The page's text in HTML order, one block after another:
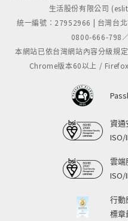
生活股份有限公司
統一編號：27952966 | 台灣台
0800-666-798
本網站已依台灣網站內容分級規
Chrome版本60以上 /
資通
ISO/
雲端
ISO/
行動
標章